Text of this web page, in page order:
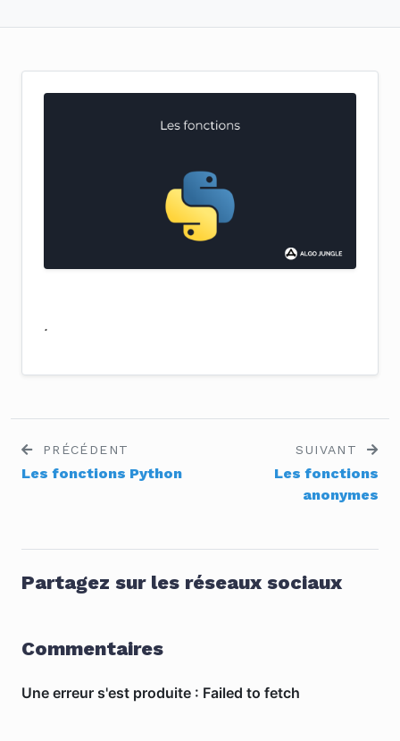
.
PRÉCÉDENT
Les fonctions Python
SUIVANT
Les fonctions
anonymes
Partagez sur les réseaux sociaux
Commentaires